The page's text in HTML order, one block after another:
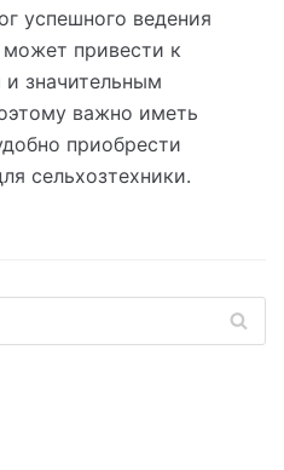
успешного ведения
привести к
значительным
важно иметь
приобрести
сельхозтехники.